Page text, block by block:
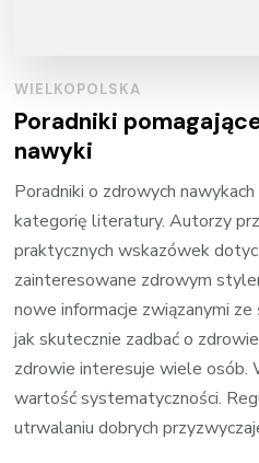
WIELKOPOLSKA
Poradniki
nawyki
Poradniki o zdrowych
kategorię literatury. Autorzy
praktycznych wskazówek
zainteresowane zdrowym
nowe informacje związanymi
jak skutecznie zadbać o
zdrowie interesuje wiele osób.
wartość systematyczności.
utrwalaniu dobrych